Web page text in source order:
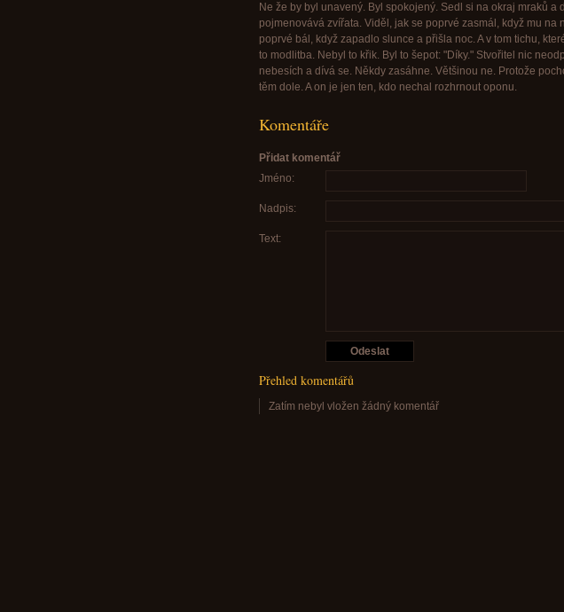
Ne že by byl unavený. Byl spokojený. Sedl si na okraj mraků a
pojmenovává zvířata. Viděl, jak se poprvé zasmál, když mu na
poprvé bál, když zapadlo slunce a přišla noc. A v tom tichu,
to modlitba. Nebyl to křik. Byl to šepot: "Díky." Stvořitel nic
nebesích a dívá se. Někdy zasáhne. Většinou ne. Protože
těm dole. A on je jen ten, kdo nechal rozhrnout oponu.
Komentáře
Přidat komentář
Jméno:
Nadpis:
Text:
Přehled komentářů
Zatím nebyl vložen žádný komentář